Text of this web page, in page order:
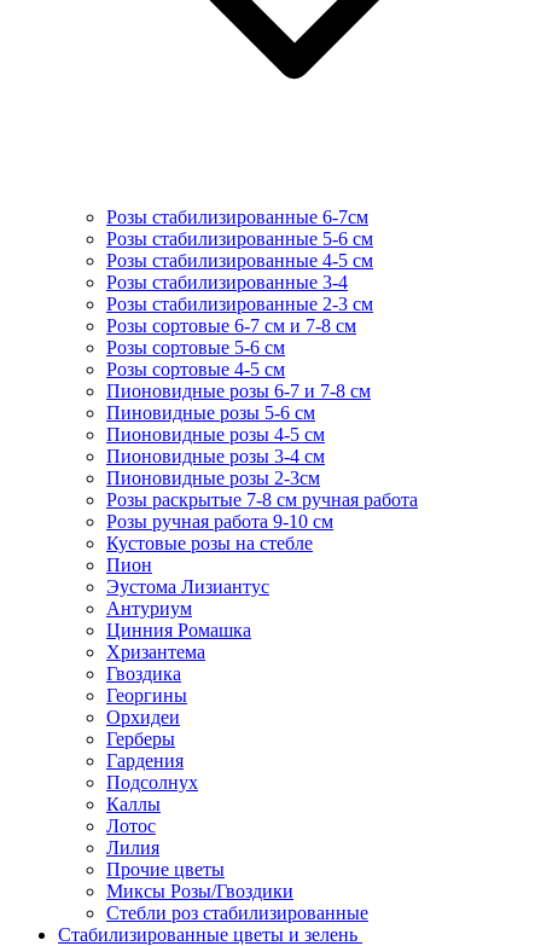
Розы стабилизированные 6-7см
Розы стабилизированные 5-6 см
Розы стабилизированные 4-5 см
Розы стабилизированные 3-4
Розы стабилизированные 2-3 см
Розы сортовые 6-7 см и 7-8 см
Розы сортовые 5-6 см
Розы сортовые 4-5 см
Пионовидные розы 6-7 и 7-8 см
Пиновидные розы 5-6 см
Пионовидные розы 4-5 см
Пионовидные розы 3-4 см
Пионовидные розы 2-3см
Розы раскрытые 7-8 см ручная работа
Розы ручная работа 9-10 см
Кустовые розы на стебле
Пион
Эустома Лизиантус
Антуриум
Цинния Ромашка
Хризантема
Гвоздика
Георгины
Орхидеи
Герберы
Гардения
Подсолнух
Каллы
Лотос
Лилия
Прочие цветы
Миксы Розы/Гвоздики
Стебли роз стабилизированные
Стабилизированные цветы и зелень